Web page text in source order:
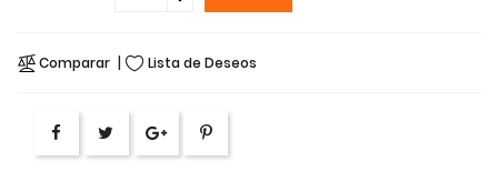
Comparar Lista de Deseos